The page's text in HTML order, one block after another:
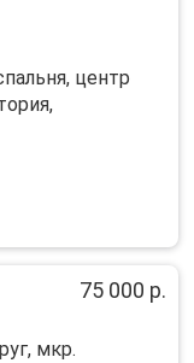
центр
75 000 р.
мкр.